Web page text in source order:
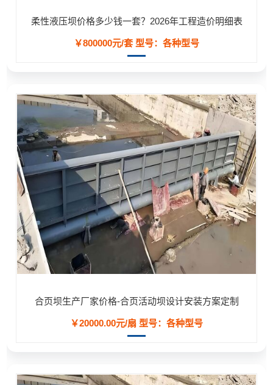
柔性液压坝价格多少钱一套？2026年工程造价明细表
￥800000元/套型号：各种型号
合页坝生产厂家价格-合页活动坝设计安装方案定制
￥20000.00元/扇 型号：各种型号